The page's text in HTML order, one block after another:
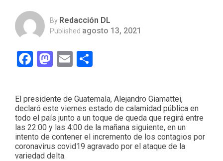
By Redacción DL
Published agosto 13, 2021
Facebook
Mastodon
Email
El presidente de Guatemala, Alejandro Giamattei,
declaró este viernes estado de calamidad pública en
todo el país junto a un toque de queda que regirá entre
las 22:00 y las 4:00 de la mañana siguiente, en un
intento de contener el incremento de los contagios por
coronavirus covid19 agravado por el ataque de la
variedad delta.